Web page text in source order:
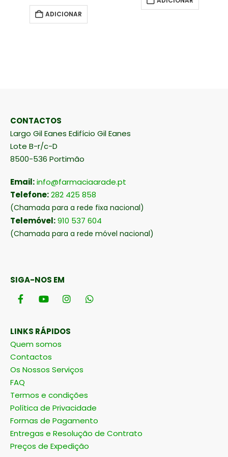
ADICIONAR
CONTACTOS
Largo Gil Eanes Edifício Gil Eanes
Lote B-r/c-D
8500-536 Portimão
Email:info@farmaciaarade.pt
Telefone:282 425 858
(Chamada para a rede fixa nacional)
Telemóvel:910 537 604
(Chamada para a rede móvel nacional)
SIGA-NOS EM
LINKS RÁPIDOS
Quem somos
Contactos
Os Nossos Serviços
FAQ
Termos e condições
Política de Privacidade
Formas de Pagamento
Entregas e Resolução de Contrato
Preços de Expedição